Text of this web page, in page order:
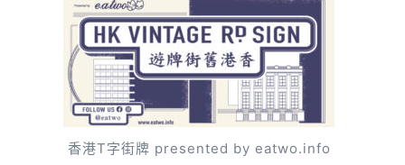
香港T字街牌 presented by eatwo.info